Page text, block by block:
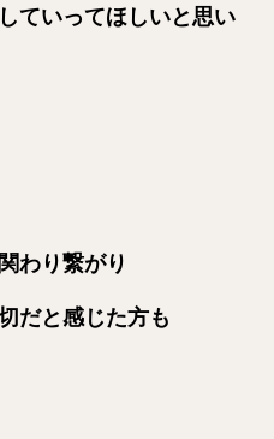
ていってほしいと思い
わり繋がり
だと感じた方も